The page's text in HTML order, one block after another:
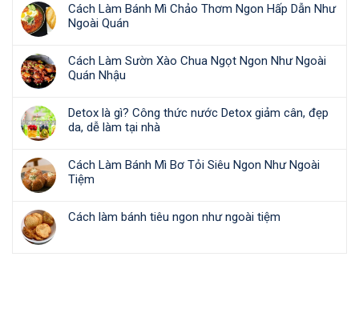
Cách Làm Bánh Mì Chảo Thơm Ngon Hấp Dẫn Như
Ngoài Quán
Cách Làm Sườn Xào Chua Ngọt Ngon Như Ngoài
Quán Nhậu
Detox là gì? Công thức nước Detox giảm cân, đẹp
da, dễ làm tại nhà
Cách Làm Bánh Mì Bơ Tỏi Siêu Ngon Như Ngoài
Tiệm
Cách làm bánh tiêu ngon như ngoài tiệm